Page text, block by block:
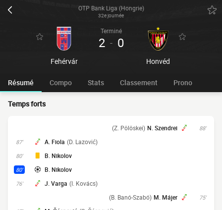
OTP Bank Liga (Hongrie)
32e journée
Fehérvár
Terminé
2 - 0
Honvéd
Résumé Compo Stats Classement Prono
Temps forts
88'
N. Szendrei
(Z. Pölöskei)
87' A. Fiola (D. Lazović)
80' B. Nikolov
80' B. Nikolov
76' J. Varga (I. Kovács)
75'
M. Májer
(B. Banó-Szabó)